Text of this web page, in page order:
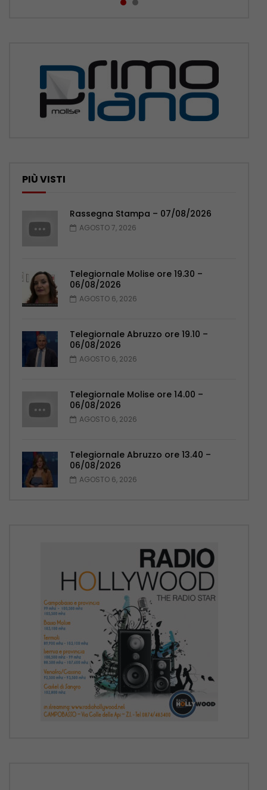
PIÙ VISTI
Rassegna Stampa – 07/08/2026
AGOSTO 7, 2026
Telegiornale Molise ore 19.30 –
06/08/2026
AGOSTO 6, 2026
Telegiornale Abruzzo ore 19.10 –
06/08/2026
AGOSTO 6, 2026
Telegiornale Molise ore 14.00 –
06/08/2026
AGOSTO 6, 2026
Telegiornale Abruzzo ore 13.40 –
06/08/2026
AGOSTO 6, 2026